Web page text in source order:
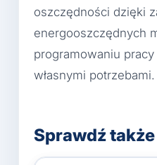
oszczędności dzięki
energooszczędnych
programowaniu
własnymi potrzebami.
Sprawdź także